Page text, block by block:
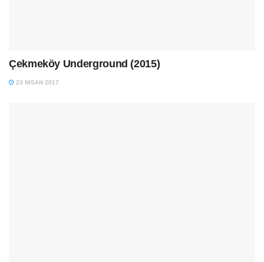
Çekmeköy Underground (2015)
23 NISAN 2017